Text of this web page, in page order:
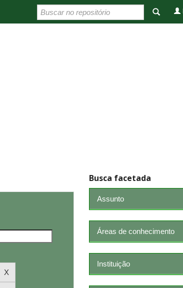
Busca facetada
Assunto
Áreas de conhecimento
Instituição